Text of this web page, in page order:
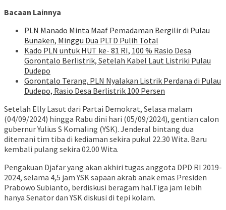
Bacaan Lainnya
PLN Manado Minta Maaf Pemadaman Bergilir di Pulau
Bunaken, Minggu Dua PLTD Pulih Total
Kado PLN untuk HUT ke- 81 RI, 100 % Rasio Desa
Gorontalo Berlistrik, Setelah Kabel Laut Listriki Pulau
Dudepo
Gorontalo Terang. PLN Nyalakan Listrik Perdana di Pulau
Dudepo, Rasio Desa Berlistrik 100 Persen
Setelah Elly Lasut dari Partai Demokrat, Selasa malam
(04/09/2024) hingga Rabu dini hari (05/09/2024), gentian calon
gubernur Yulius S Komaling (YSK). Jenderal bintang dua
ditemani tim tiba di kediaman sekira pukul 22.30 Wita. Baru
kembali pulang sekira 02.00 Wita.
Pengakuan Djafar yang akan akhiri tugas anggota DPD RI 2019-
2024, selama 4,5 jam YSK sapaan akrab anak emas Presiden
Prabowo Subianto, berdiskusi beragam hal.Tiga jam lebih
hanya Senator dan YSK diskusi di tepi kolam.